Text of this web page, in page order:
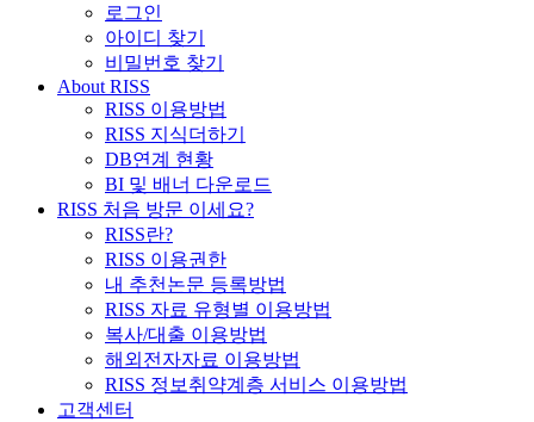
로그인
아이디 찾기
비밀번호 찾기
About RISS
RISS 이용방법
RISS 지식더하기
DB연계 현황
BI 및 배너 다운로드
RISS 처음 방문 이세요?
RISS란?
RISS 이용권한
내 추천논문 등록방법
RISS 자료 유형별 이용방법
복사/대출 이용방법
해외전자자료 이용방법
RISS 정보취약계층 서비스 이용방법
고객센터